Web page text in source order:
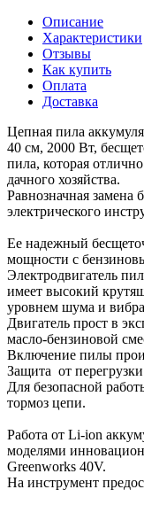
Описание
Характеристики
Отзывы
Как купить
Оплата
Доставка
Цепная пила
40 см, 2000 Вт,
пила, которая
дачного хозяйства.
Равнозначная замена
электрического
Ее надежный
мощности с
Электродвигатель
имеет высокий
уровнем шума и
Двигатель прост в
масло-бензиновой
Включение пилы
Защита от
Для безопасной
тормоз цепи.
Работа от Li-ion
моделями
Greenworks 40V.
На инструмент